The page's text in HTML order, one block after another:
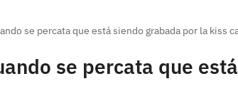
se percata que está siendo grabada por la kiss
se percata que